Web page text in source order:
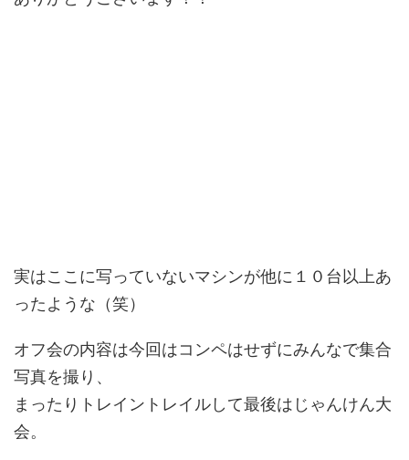
実はここに写っていないマシンが他に１０台以上あ
ったような（笑）
オフ会の内容は今回はコンペはせずにみんなで集合
写真を撮り、
まったりトレイントレイルして最後はじゃんけん大
会。